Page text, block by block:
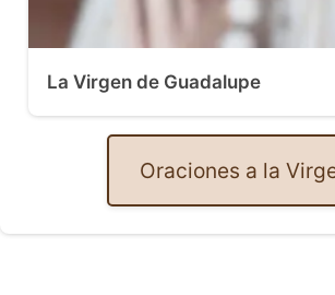
La Virgen de Guadalupe
Oraciones a la